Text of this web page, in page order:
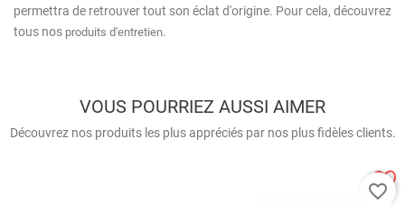
permettra de retrouver tout son éclat d'origine. Pour cela, découvrez
tous nos produits d'entretien.
VOUS POURRIEZ AUSSI AIMER
Découvrez nos produits les plus appréciés par nos plus fidèles clients.
favorite_border